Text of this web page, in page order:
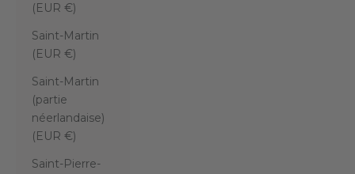
(EUR €)
Saint-Martin
(EUR €)
Saint-Martin
(partie
néerlandaise)
(EUR €)
Saint-Pierre-